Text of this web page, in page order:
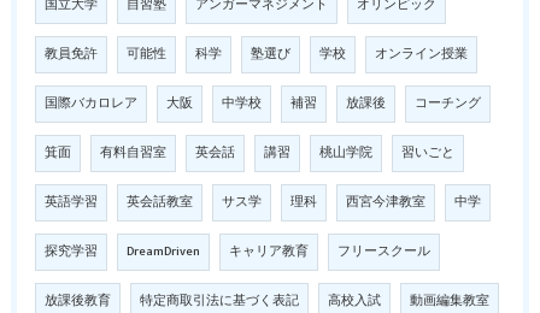
国立大学 自習塾 アンガーマネジメント オリンピック
教員免許 可能性 科学 塾選び 学校 オンライン授業
国際バカロレア 大阪 中学校 補習 放課後 コーチング
箕面 有料自習室 英会話 講習 桃山学院 習いごと
英語学習 英会話教室 サス学 理科 西宮今津教室 中学
探究学習 DreamDriven キャリア教育 フリースクール
放課後教育 特定商取引法に基づく表記 高校入試 動画編集教室